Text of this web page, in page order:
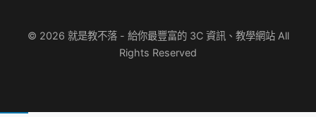
© 2026 就是教不落 - 給你最豐富的 3C 資訊、教學網站 All
Rights Reserved